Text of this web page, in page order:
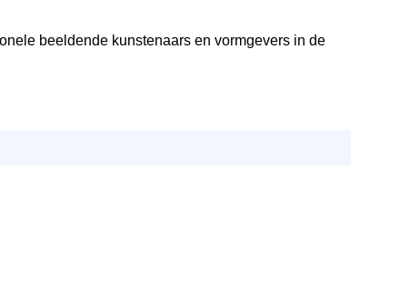
beeldende kunstenaars en vormgevers in de